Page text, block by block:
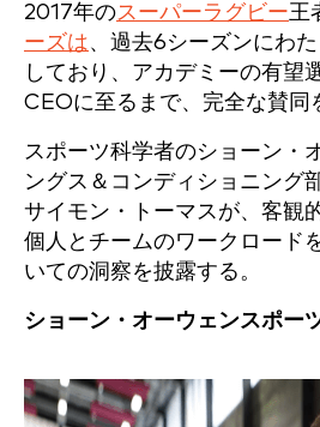
2017年のスーパーラグビー王
ーズは、過去6シーズンにわ
しており、アカデミーの有望
CEOに至るまで、完全な賛同
スポーツ科学者のショーン・
ングス＆コンディショニング
サイモン・トーマスが、客観
個人とチームのワークロード
いての洞察を披露する。
ショーン・オーウェンスポー